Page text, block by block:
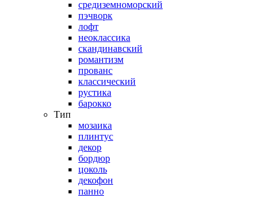
средиземноморский
пэчворк
лофт
неоклассика
скандинавский
романтизм
прованс
классический
рустика
барокко
Тип
мозаика
плинтус
декор
бордюр
цоколь
декофон
панно